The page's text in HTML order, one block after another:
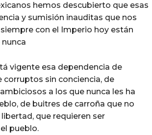
hemos descubierto que esas
y sumisión inauditas que nos
con el Imperio hoy están
vigente esa dependencia de
corruptos sin conciencia, de
a los que nunca les ha
de buitres de carroña que no
que requieren ser
pueblo.